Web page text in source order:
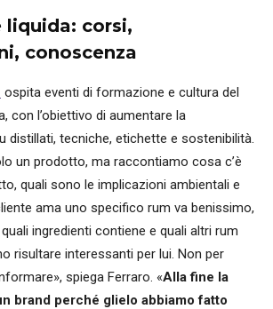
liquida: corsi,
conoscenza
ospita eventi di formazione e cultura del
con l’obiettivo di aumentare la
distillati, tecniche, etichette e sostenibilità.
un prodotto, ma raccontiamo cosa c’è
quali sono le implicazioni ambientali e
ama uno specifico rum va benissimo,
ingredienti contiene e quali altri rum
risultare interessanti per lui. Non per
spiega Ferraro. «Alla fine la
brand perché glielo abbiamo fatto